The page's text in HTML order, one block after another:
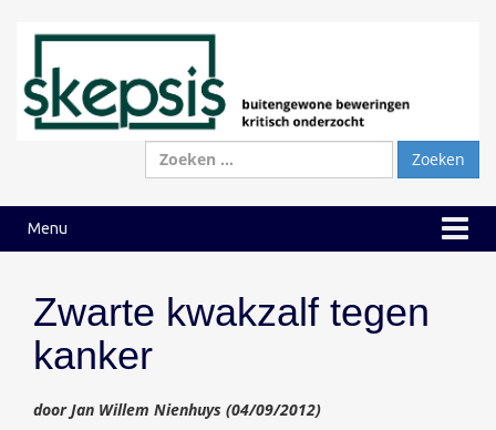
Zoeken
naar:
Menu
Zwarte kwakzalf tegen
kanker
door Jan Willem Nienhuys (04/09/2012)